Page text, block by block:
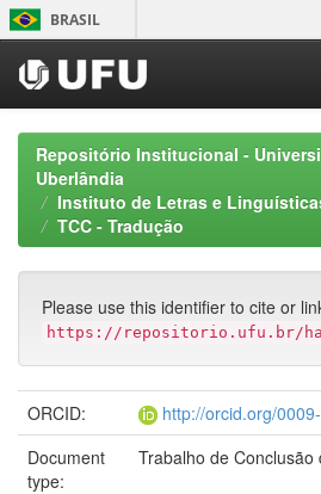
Skip
navigation
BRASIL
Repositório Institucional -
Uberlândia
Instituto de Letras e
TCC - Tradução
Please use this identifier to cite or
https://repositorio.ufu.br/
ORCID:
http://orcid.org/
Document
type:
Trabalho de Conclusão